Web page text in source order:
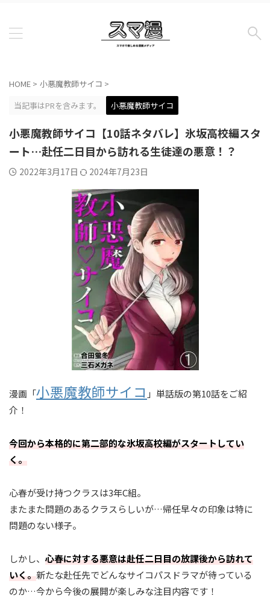
HOME > 小悪魔教師サイコ >
当記事はPRを含みます。
小悪魔教師サイコ
小悪魔教師サイコ【10話ネタバレ】氷坂高校編スタ
ート…赴任二日目から訪れる生徒達の悪意！？
2022年3月17日 2024年7月23日
漫画「小悪魔教師サイコ 」単話版の第10話をご紹
介！
今回から本格的に第二部的な氷坂高校編がスタートしてい
く。
心春が受け持つクラスは3年C組。
またまた問題のあるクラスらしいが…帰任早々の印象は特に
問題のない様子。
しかし、 心春に対する悪意は赴任二日目の放課後から訪れて
いく。新たな赴任先でどんなサイコパスドラマが待っている
のか…今から今後の展開が楽しみな注目内容です！